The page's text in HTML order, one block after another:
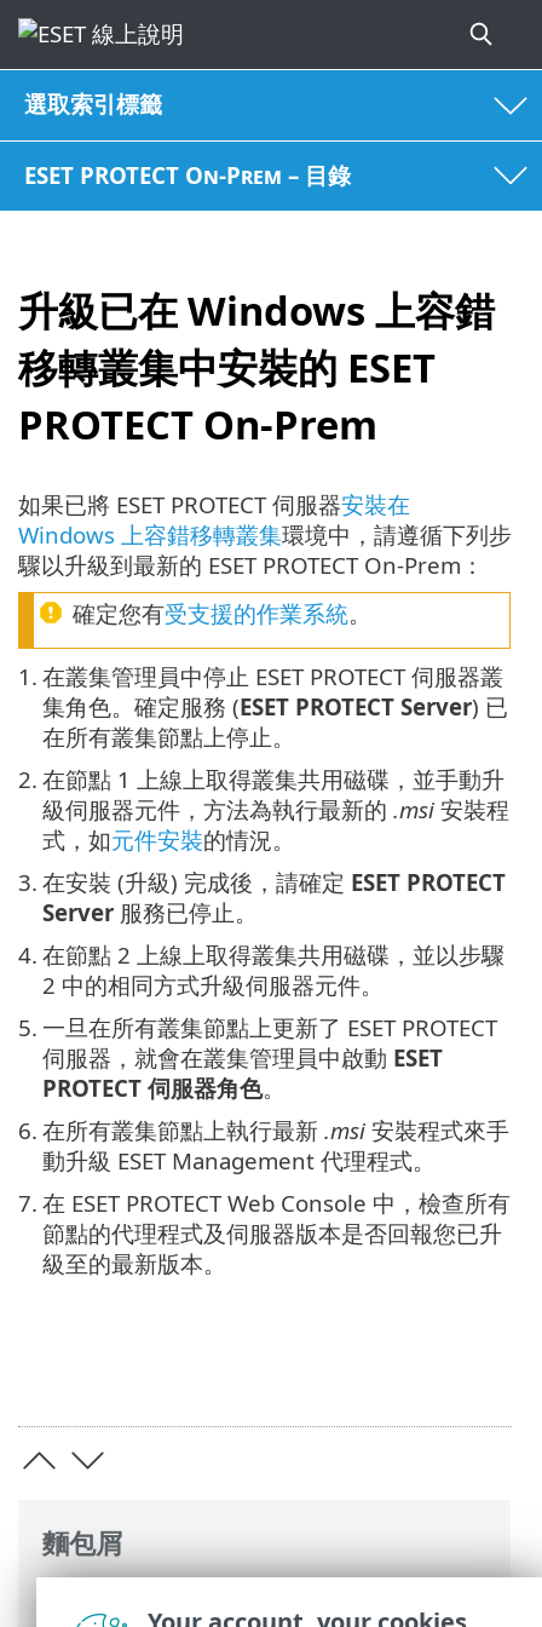
選取索引標籤
ESET PROTECT On-Prem – 目錄
升級已在 Windows 上容錯
移轉叢集中安裝的 ESET
PROTECT On-Prem
麵包屑
如果已將 ESET PROTECT 伺服器安裝在
Windows 上容錯移轉叢集環境中，請遵循下列步
驟以升級到最新的 ESET PROTECT On-Prem：
確定您有受支援的作業系統。
1. 在叢集管理員中停止 ESET PROTECT 伺服器叢
集角色。確定服務 (ESET PROTECT Server) 已
在所有叢集節點上停止。
2. 在節點 1 上線上取得叢集共用磁碟，並手動升
級伺服器元件，方法為執行最新的 .msi 安裝程
式，如元件安裝的情況。
3. 在安裝 (升級) 完成後，請確定 ESET PROTECT
Server 服務已停止。
4. 在節點 2 上線上取得叢集共用磁碟，並以步驟
2 中的相同方式升級伺服器元件。
5. 一旦在所有叢集節點上更新了 ESET PROTECT
伺服器，就會在叢集管理員中啟動 ESET
PROTECT 伺服器角色。
6. 在所有叢集節點上執行最新 .msi 安裝程式來手
動升級 ESET Management 代理程式。
7. 在 ESET PROTECT Web Console 中，檢查所有
節點的代理程式及伺服器版本是否回報您已升
級至的最新版本。